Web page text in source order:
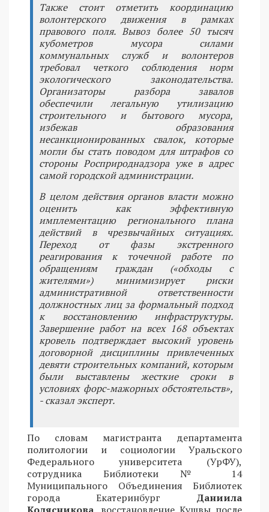
Также стоит отметить координацию
волонтерского движения в рамках
правового поля. Вывоз более 50 тысяч
кубометров мусора силами
коммунальных служб и волонтеров
требовал четкого соблюдения норм
экологического законодательства.
Организаторы разбора завалов
обеспечили легальную утилизацию
строительного и бытового мусора,
избежав образования
несанкционированных свалок, которые
могли бы стать поводом для штрафов со
стороны Росприроднадзора уже в адрес
самой городской администрации.
В целом действия органов власти можно
оценить как эффективную
имплементацию регионального плана
действий в чрезвычайных ситуациях.
Переход от фазы экстренного
реагирования к точечной работе по
обращениям граждан («обходы с
жителями») минимизирует риски
административной ответственности
должностных лиц за формальный подход
к восстановлению инфраструктуры.
Завершение работ на всех 168 объектах
кровель подтверждает высокий уровень
договорной дисциплины привлеченных
девяти строительных компаний, которым
были выставлены жесткие сроки в
условиях форс-мажорных обстоятельств»,
- сказал эксперт.
По словам магистранта департамента
политологии и социологии Уральского
Федерального университета (УрФУ),
сотрудника Библиотеки № 14
Муниципального Объединения Библиотек
города Екатеринбург Даниила